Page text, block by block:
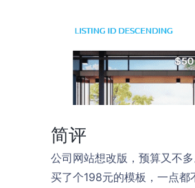
简评
公司网站想改版，预算又不
买了个198元的模板，一点